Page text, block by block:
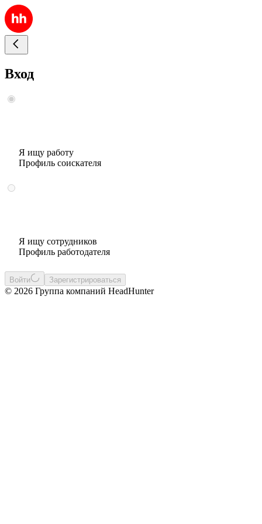
Вход
Я ищу работу
Профиль соискателя
Я ищу сотрудников
Профиль работодателя
Войти Зарегистрироваться
© 2026 Группа компаний HeadHunter